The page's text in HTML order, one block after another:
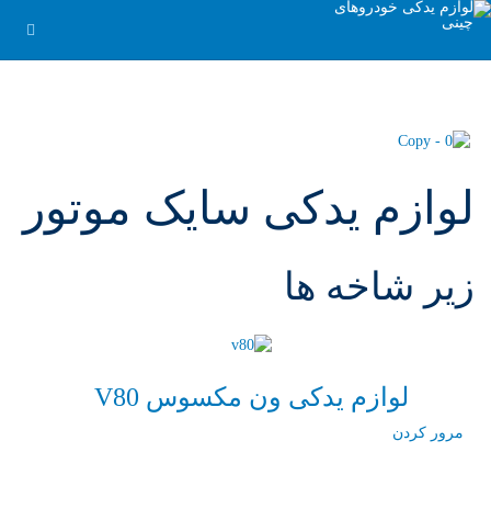
لوازم یدکی سایک موتور
زیر شاخه ها
لوازم یدکی ون مکسوس V80
مرور کردن